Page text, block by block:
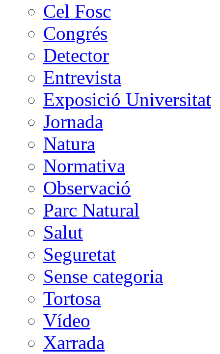
Cel Fosc
Congrés
Detector
Entrevista
Exposició Universitat
Jornada
Natura
Normativa
Observació
Parc Natural
Salut
Seguretat
Sense categoria
Tortosa
Vídeo
Xarrada